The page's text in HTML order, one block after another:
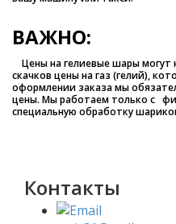
ВАЖНО:
Цены на гелиевые шары могут
скачков цены на газ (гелий),
оформлении заказа мы
цены. Мы работаем только с
специальную обработку
Контакты